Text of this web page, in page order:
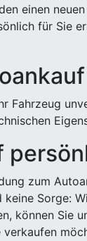
einen
für Sie
Fahrzeug
zum
Sorge:
können Sie